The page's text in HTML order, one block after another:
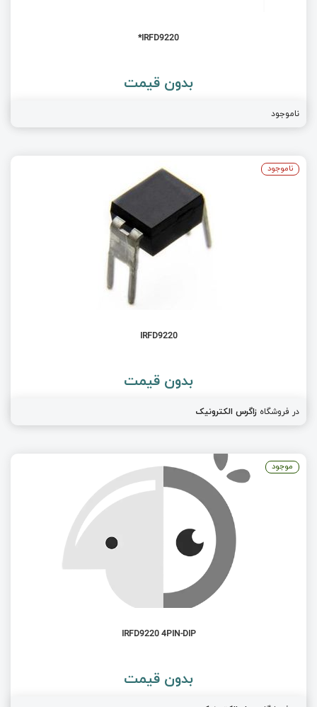
IRFD9220*
بدون قیمت
ناموجود
IRFD9220
بدون قیمت
در فروشگاه زاگرس الکترونیک
ناموجود
IRFD9220 4PIN-DIP
بدون قیمت
موجود